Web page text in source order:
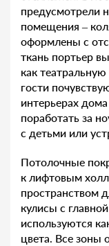
предусмотрели
помещения –
оформлены с
ткань портьер
как
гости
интерьерах
поработать за
с детьми или
Потолочные
к лифтовым
пространством
кулисы с
используются
цвета. Все